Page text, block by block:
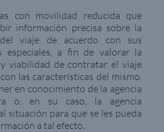
con movilidad reducida que
información precisa sobre la
viaje de acuerdo con sus
especiales, a fin de valorar la
viabilidad de contratar el viaje
las características del mismo,
en conocimiento de la agencia
o, en su caso, la agencia
situación para que se les pueda
a tal efecto.